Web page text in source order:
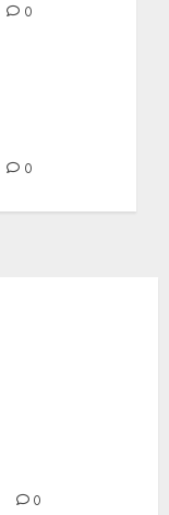
0
0
0